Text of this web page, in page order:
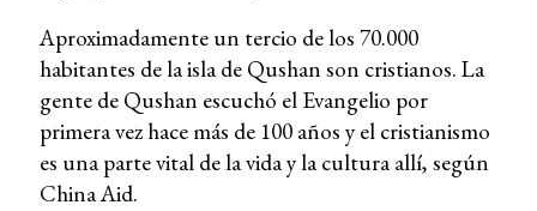
Aproximadamente un tercio de los 70.000
habitantes de la isla de Qushan son cristianos. La
gente de Qushan escuchó el Evangelio por
primera vez hace más de 100 años y el cristianismo
es una parte vital de la vida y la cultura allí, según
China Aid.